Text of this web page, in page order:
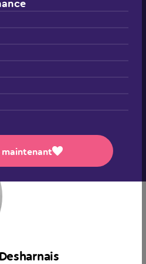
maintenant
cœur de toutes nos
de notre équipe de
son dévouement envers les